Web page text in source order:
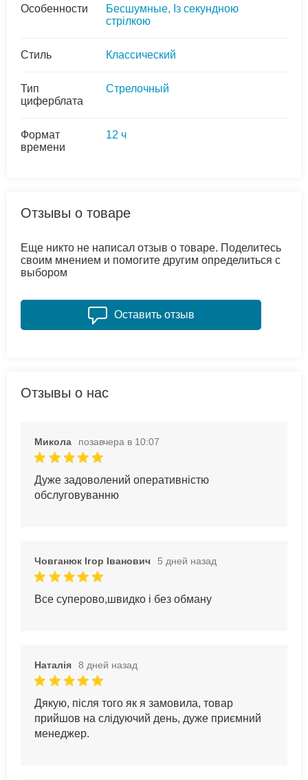
Особенности
Бесшумные, Із секундною
стрілкою
Стиль Классический
Тип
циферблата
Стрелочный
Формат
времени
12 ч
Отзывы о товаре
Еще никто не написал отзыв о товаре. Поделитесь
своим мнением и помогите другим определиться с
выбором
Оставить отзыв
Отзывы о нас
Микола позавчера в 10:07
Дуже задоволений оперативністю
обслуговуванню
Човганюк Ігор Іванович 5 дней назад
Все суперово,швидко і без обману
Наталія 8 дней назад
Дякую, після того як я замовила, товар
прийшов на слідуючий день, дуже приємний
менеджер.